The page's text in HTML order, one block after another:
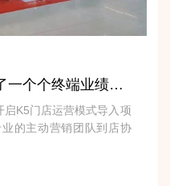
宜奥主动营销团队打造了一个个终端业绩新高，有什么秘诀？ | 走进标杆门店
K5门店运营模式导入项
的主动营销团队到店协